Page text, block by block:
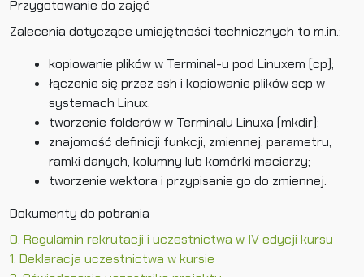
Przygotowanie do zajęć
Zalecenia dotyczące umiejętności technicznych to m.in.:
kopiowanie plików w Terminal-u pod Linuxem (cp);
łączenie się przez ssh i kopiowanie plików scp w
systemach Linux;
tworzenie folderów w Terminalu Linuxa (mkdir);
znajomość definicji funkcji, zmiennej, parametru,
ramki danych, kolumny lub komórki macierzy;
tworzenie wektora i przypisanie go do zmiennej.
Dokumenty do pobrania
0. Regulamin rekrutacji i uczestnictwa w IV edycji kursu
1. Deklaracja uczestnictwa w kursie